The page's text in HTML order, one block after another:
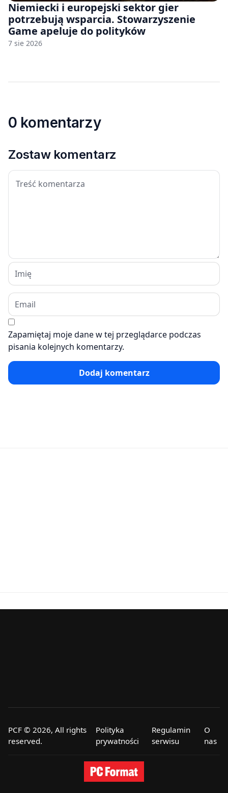
Niemiecki i europejski sektor gier
potrzebują wsparcia. Stowarzyszenie
Game apeluje do polityków
7 sie 2026
0 komentarzy
Zostaw komentarz
Zapamiętaj moje dane w tej przeglądarce podczas
pisania kolejnych komentarzy.
Dodaj komentarz
PCF © 2026, All rights
reserved.
Polityka
prywatności
Regulamin
serwisu
O
nas